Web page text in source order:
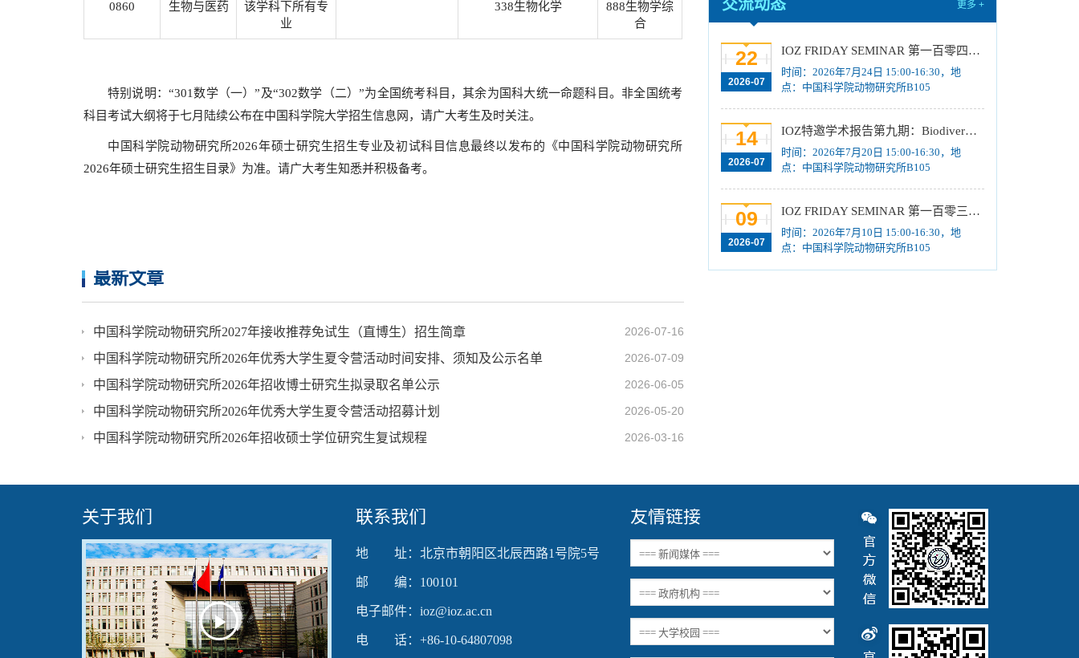
0860 生物与医药
该学科下所有专
业
338生物化学
888生物学综
合
特别说明：“301数学（一）”及“302数学（二）”为全国统考科目，其余为国科大统一命题科目。非全国统考
科目考试大纲将于七月陆续公布在中国科学院大学招生信息网，请广大考生及时关注。
中国科学院动物研究所2026年硕士研究生招生专业及初试科目信息最终以发布的《中国科学院动物研究所
2026年硕士研究生招生目录》为准。请广大考生知悉并积极备考。
最新文章
2026-07-16
中国科学院动物研究所2027年接收推荐免试生（直博生）招生简章
2026-07-09
中国科学院动物研究所2026年优秀大学生夏令营活动时间安排、须知及公示名单
2026-06-05
中国科学院动物研究所2026年招收博士研究生拟录取名单公示
2026-05-20
中国科学院动物研究所2026年优秀大学生夏令营活动招募计划
2026-03-16
中国科学院动物研究所2026年招收硕士学位研究生复试规程
中国科学院动物研究所2026年优秀大学生夏令
营活动招募计划
中国科学院动物研究所2026年招收硕士学位研
究生复试规程[2026-03-16]
01-22]
中国科学院动物研究所2026年博士招考“申请-考
14]
中国科学院动物研究所2026年博士招考“申请-考
核”制进入笔试名单公示[2026-01-14]
交流动态 更多 +
22
2026-07
IOZ FRIDAY SEMINAR 第一百零四期：Biology of tissue resident macrophages
时间：2026年7月24日 15:00-16:30，地
点：中国科学院动物研究所B105
14
2026-07
IOZ特邀学术报告第九期：Biodiversity and sex determination: Fish in the Indo-Burma biodiversity hotspot and in Antarctica
时间：2026年7月20日 15:00-16:30，地
点：中国科学院动物研究所B105
09
2026-07
IOZ FRIDAY SEMINAR 第一百零三期：Tissue-derived organoid models and their biomedical applications
时间：2026年7月10日 15:00-16:30，地
点：中国科学院动物研究所B105
关于我们
Play
联系我们
地 址：北京市朝阳区北辰西路1号院5号
邮 编：100101
电子邮件：ioz@ioz.ac.cn
电 话：+86-10-64807098
友情链接